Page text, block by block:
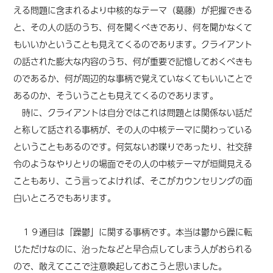
える問題に含まれるより中核的なテーマ（葛藤）が把握できる
と、その人の話のうち、何を聞くべきであり、何を聞かなくて
もいいかということも見えてくるのであります。クライアント
の話された膨大な内容のうち、何が重要で記憶しておくべきも
のであるか、何が周辺的な事柄で覚えていなくてもいいことで
あるのか、そういうことも見えてくるのであります。
時に、クライアントは自分ではこれは問題とは関係ない話だ
と称して話される事柄が、その人の中核テーマに関わっている
ということもあるのです。何気ないお喋りであったり、社交辞
令のようなやりとりの場面でその人の中核テーマが垣間見える
こともあり、こう言ってよければ、そこがカウンセリングの面
白いところでもあります。
１９通目は「躁鬱」に関する事柄です。本当は鬱から躁に転
じただけなのに、治ったなどと早合点してしまう人がおられる
ので、敢えてここで注意喚起しておこうと思いました。